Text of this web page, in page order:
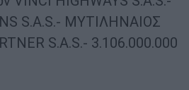
S.A.S.- ΜΥΤΙΛΗΝΑΙΟΣ
S.A.S.- 3.106.000.000